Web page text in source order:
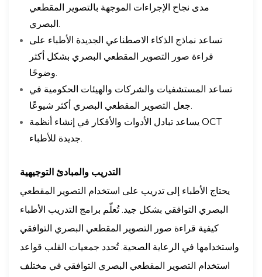
مدى نجاح الإجراءات الموجهة بالتصوير المقطعي
تساعد نماذج الذكاء الاصطناعي الجديدة الأطباء على
قراءة صور التصوير المقطعي البصري بشكل أكثر
تساعد المستشفيات والشركات والهيئات الحكومية في
يساعد تبادل الأدوات والأفكار في إنشاء أنظمة OCT
التدريب والمبادئ التوجيهية
يحتاج الأطباء إلى تدريب على استخدام التصوير المقطعي
البصري التوافقي بشكل جيد. تُعلّم برامج التدريب الأطباء
كيفية قراءة صور التصوير المقطعي البصري التوافقي
واستخدامها في الرعاية الصحية. تُحدد جمعيات القلب قواعد
استخدام التصوير المقطعي البصري التوافقي في مختلف